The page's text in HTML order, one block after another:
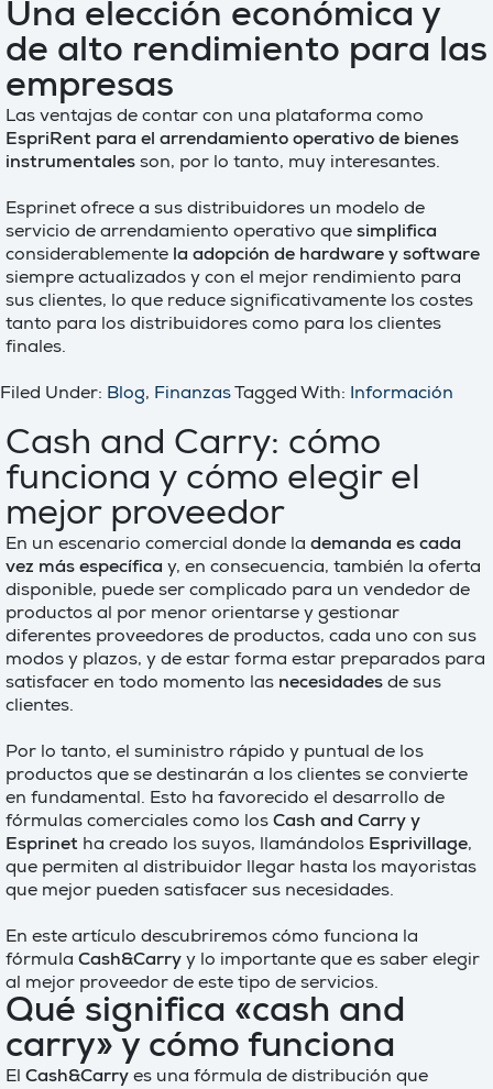
Una elección económica y
de alto rendimiento para las
empresas
Las ventajas de contar con una plataforma como
EspriRent para el arrendamiento operativo de bienes
instrumentales son, por lo tanto, muy interesantes.
Esprinet ofrece a sus distribuidores un modelo de
servicio de arrendamiento operativo que simplifica
considerablemente la adopción de hardware y software
siempre actualizados y con el mejor rendimiento para
sus clientes, lo que reduce significativamente los costes
tanto para los distribuidores como para los clientes
finales.
Filed Under: Blog, Finanzas Tagged With: Información
Cash and Carry: cómo
funciona y cómo elegir el
mejor proveedor
En un escenario comercial donde la demanda es cada
vez más específica y, en consecuencia, también la oferta
disponible, puede ser complicado para un vendedor de
productos al por menor orientarse y gestionar
diferentes proveedores de productos, cada uno con sus
modos y plazos, y de estar forma estar preparados para
satisfacer en todo momento las necesidades de sus
clientes.
Por lo tanto, el suministro rápido y puntual de los
productos que se destinarán a los clientes se convierte
en fundamental. Esto ha favorecido el desarrollo de
fórmulas comerciales como los Cash and Carry y
Esprinet ha creado los suyos, llamándolos Esprivillage,
que permiten al distribuidor llegar hasta los mayoristas
que mejor pueden satisfacer sus necesidades.
En este artículo descubriremos cómo funciona la
fórmula Cash&Carry y lo importante que es saber elegir
al mejor proveedor de este tipo de servicios.
Qué significa «cash and
carry» y cómo funciona
El Cash&Carry es una fórmula de distribución que